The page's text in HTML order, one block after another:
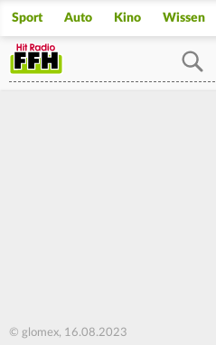
Sport Auto Kino Wissen
© glomex, 16.08.2023